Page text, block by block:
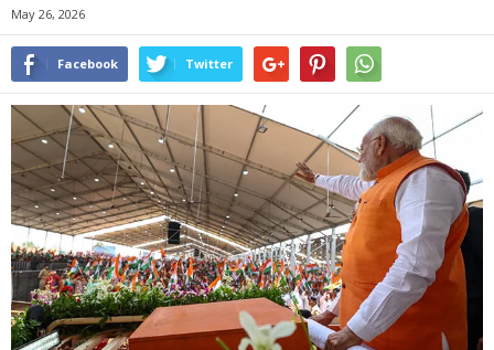
May 26, 2026
Facebook Twitter